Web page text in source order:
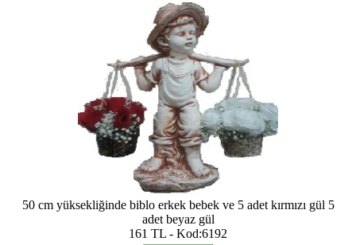
50 cm yüksekliğinde biblo erkek bebek ve 5 adet kırmızı gül 5
adet beyaz gül
161 TL - Kod:6192